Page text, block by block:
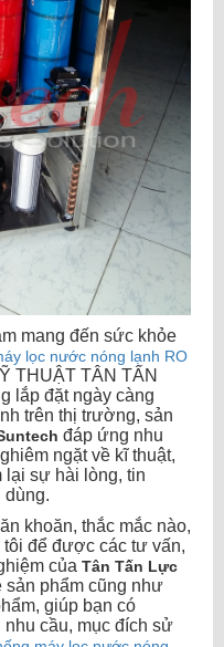
mang đến sức khỏe
lọc nước nóng lạnh RO
THUẬT TÂN TẤN
lắp đặt ngày càng
trên thị trường, sản
đáp ứng nhu
ngặt về kĩ thuật,
lại sự hài lòng, tin
khoăn, thắc mắc nào,
để được các tư vấn,
của Tân Tấn Lực
sản phẩm cũng như
giúp bạn có
cầu, mục đích sử